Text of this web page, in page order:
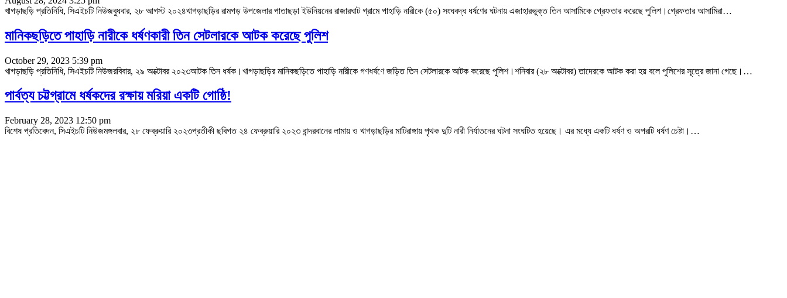
খাগড়াছড়ি প্রতিনিধি, সিএইচটি নিউজবুধবার, ২৮ আগস্ট ২০২৪খাগড়াছড়ির রামগড় উপজেলার পাতাছড়া ইউনিয়নের রাজারঘাট গ্রামে পাহাড়ি নারীকে (৫০) সংঘবদ্ধ ধর্ষণের ঘটনায় এজাহারভুক্ত তিন আসামিকে গ্রেফতার করেছে পুলিশ।গ্রেফতার আসামিরা…
মানিকছড়িতে পাহাড়ি নারীকে ধর্ষণকারী তিন সেটলারকে আটক করেছে পুলিশ
October 29, 2023 5:39 pm
খাগড়াছড়ি প্রতিনিধি, সিএইচটি নিউজরবিবার, ২৯ অক্টোবর ২০২৩আটক তিন ধর্ষক।খাগড়াছড়ির মানিকছড়িতে পাহাড়ি নারীকে গণধর্ষণে জড়িত তিন সেটলারকে আটক করেছে পুলিশ।শনিবার (২৮ অক্টোবর) তাদেরকে আটক করা হয় বলে পুলিশের সূত্রে জানা গেছে। …
পার্বত্য চট্টগ্রামে ধর্ষকদের রক্ষায় মরিয়া একটি গোষ্ঠি!
February 28, 2023 12:50 pm
বিশেষ প্রতিবেদন, সিএইচটি নিউজমঙ্গলবার, ২৮ ফেব্রুয়ারি ২০২৩প্রতীকী ছবিগত ২৪ ফেব্রুয়ারি ২০২৩ বান্দরবানের লামায় ও খাগড়াছড়ির মাটিরাঙ্গায় পৃথক দুটি নারী নির্যাতনের ঘটনা সংঘটিত হয়েছে। এর মধ্যে একটি ধর্ষণ ও অপরটি ধর্ষণ চেষ্টা। …